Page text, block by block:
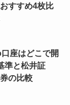
すすめ4枚比
座はどこで開
準と松井証
の比較